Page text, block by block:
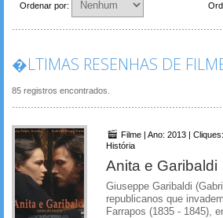
Ordenar por:
�LTIMAS RESENHAS DE
85 registros encontrados.
Filme | Ano: 2013 |
História
Anita e Garibaldi
Giuseppe Garibaldi
republicanos que
Farrapos (1835 - 1845),